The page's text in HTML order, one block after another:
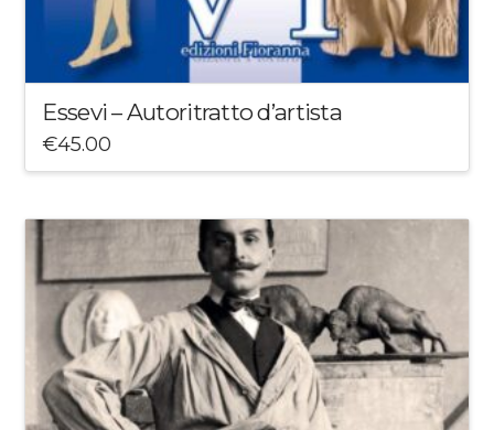
Essevi – Autoritratto d’artista
€45.00